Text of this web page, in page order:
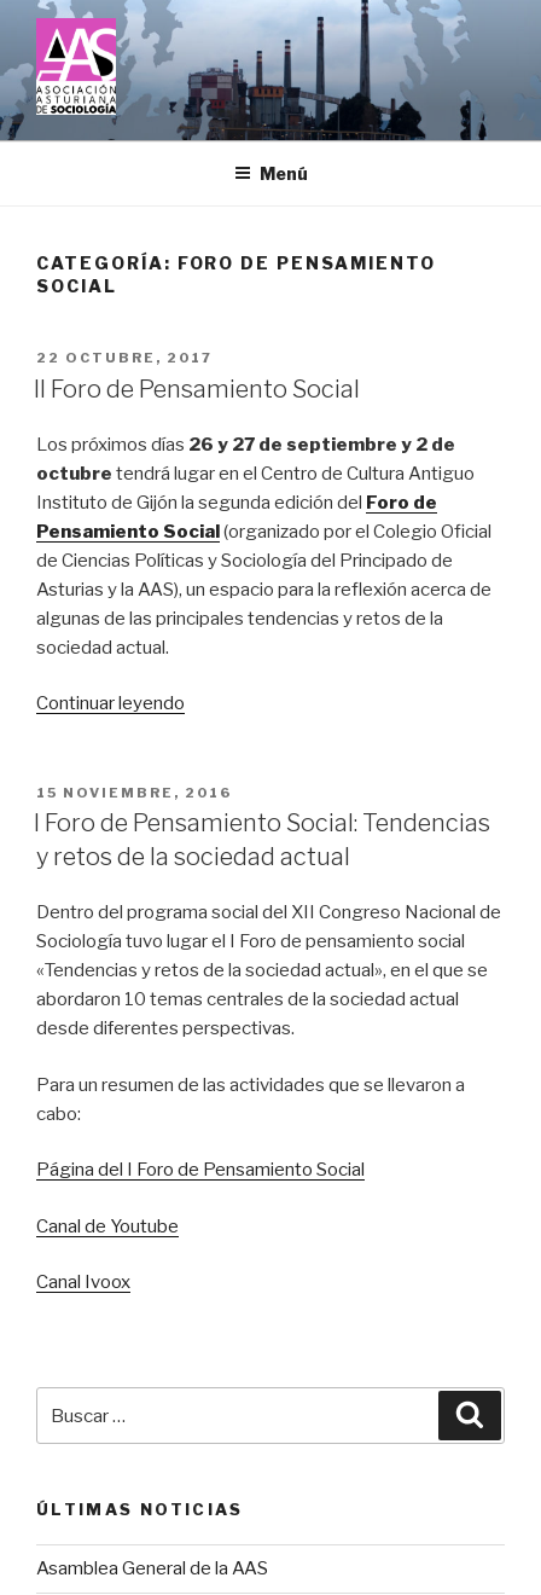
Saltar
contenido
ASOCIACIÓN ASTURIANA DE
SOCIOLOGÍA
Menú
CATEGORÍA: FORO DE PENSAMIENTO
SOCIAL
PUBLICADO
EL
22 OCTUBRE, 2017
II Foro de Pensamiento Social
Los próximos días 26 y 27 de septiembre y 2 de
octubre tendrá lugar en el Centro de Cultura Antiguo
Instituto de Gijón la segunda edición del Foro de
Pensamiento Social(organizado por el Colegio Oficial
de Ciencias Políticas y Sociología del Principado de
Asturias y la AAS), un espacio para la reflexión acerca de
algunas de las principales tendencias y retos de la
sociedad actual.
Continuar leyendo
Pensamiento
Social»
PUBLICADO
EL
15 NOVIEMBRE, 2016
I Foro de Pensamiento Social: Tendencias
y retos de la sociedad actual
Dentro del programa social del XII Congreso Nacional de
Sociología tuvo lugar el I Foro de pensamiento social
«Tendencias y retos de la sociedad actual», en el que se
abordaron 10 temas centrales de la sociedad actual
desde diferentes perspectivas.
Para un resumen de las actividades que se llevaron a
cabo:
Página del I Foro de Pensamiento Social
Canal de Youtube
Canal Ivoox
ÚLTIMAS NOTICIAS
Asamblea General de la AAS